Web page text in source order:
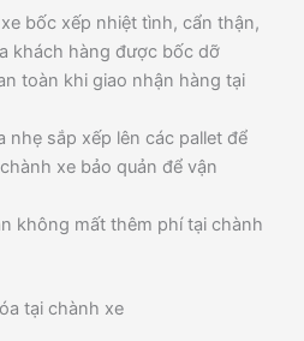
bốc xếp nhiệt tình, cẩn thận,
khách hàng được bốc dỡ
toàn khi giao nhận hàng tại
nhẹ sắp xếp lên các pallet để
xe bảo quản để vận
không mất thêm phí tại chành
tại chành xe